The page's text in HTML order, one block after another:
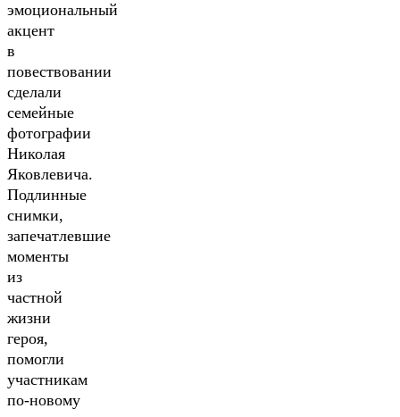
эмоциональный
акцент
в
повествовании
сделали
семейные
фотографии
Николая
Яковлевича.
Подлинные
снимки,
запечатлевшие
моменты
из
частной
жизни
героя,
помогли
участникам
по‑новому